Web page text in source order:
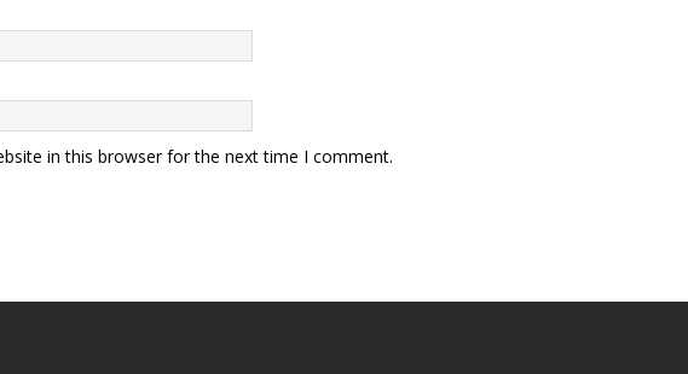
in this browser for the next time I comment.